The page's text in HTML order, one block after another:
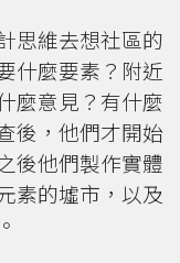
思維去想社區的
什麼要素？附近
麼意見？有什麼
後，他們才開始
後他們製作實體
素的墟市，以及